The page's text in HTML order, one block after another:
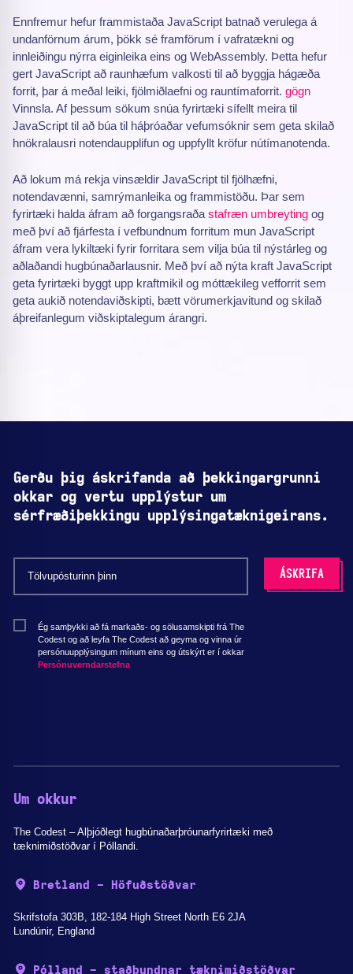
Ennfremur hefur frammistaða JavaScript batnað verulega á
undanförnum árum, þökk sé framförum í vafratækni og
innleiðingu nýrra eiginleika eins og WebAssembly. Þetta hefur
gert JavaScript að raunhæfum valkosti til að byggja hágæða
forrit, þar á meðal leiki, fjölmiðlaefni og rauntímaforrit. gögn
Vinnsla. Af þessum sökum snúa fyrirtæki sífellt meira til
JavaScript til að búa til háþróaðar vefumsóknir sem geta skilað
hnökralausri notendaupplifun og uppfyllt kröfur nútímanotenda.
Að lokum má rekja vinsældir JavaScript til fjölhæfni,
notendavænni, samrýmanleika og frammistöðu. Þar sem
fyrirtæki halda áfram að forgangsraða stafræn umbreyting og
með því að fjárfesta í vefbundnum forritum mun JavaScript
áfram vera lykiltæki fyrir forritara sem vilja búa til nýstárleg og
aðlaðandi hugbúnaðarlausnir. Með því að nýta kraft JavaScript
geta fyrirtæki byggt upp kraftmikil og móttækileg vefforrit sem
geta aukið notendaviðskipti, bætt vörumerkjavitund og skilað
áþreifanlegum viðskiptalegum árangri.
Gerðu þig áskrifanda að þekkingargrunni
okkar og vertu upplýstur um
sérfræðiþekkingu upplýsingatæknigeirans.
Ég samþykki að fá markaðs- og sölusamskipti frá The
Codest og að leyfa The Codest að geyma og vinna úr
persónuupplýsingum mínum eins og útskýrt er í okkar
Persónuverndarstefna
Um okkur
The Codest – Alþjóðlegt hugbúnaðarþróunarfyrirtæki með
tæknimiðstöðvar í Póllandi.
Bretland - Höfuðstöðvar
Skrifstofa 303B, 182-184 High Street North E6 2JA
Lundúnir, England
Pólland - staðbundnar tæknimiðstöðvar